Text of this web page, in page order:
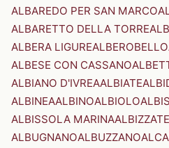
ALBAREDO PER SAN MARCO
ALBARETTO DELLA TORRE
ALBERA LIGUREALBEROBELLO
ALBESE CON CASSANO
ALBIANO D'IVREAALBIATE
ALBINEAALBINOALBIOLO
ALBISSOLA MARINAALBIZZATE
ALBUGNANOALBUZZANO